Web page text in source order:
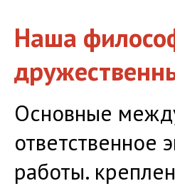
Наша
Основные
ответственное
работы.